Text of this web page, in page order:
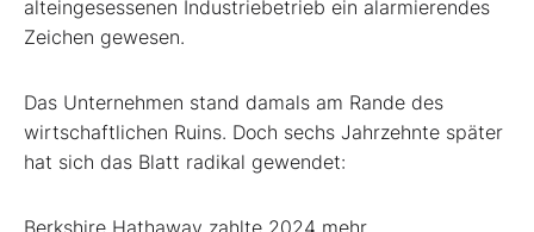
alteingesessenen Industriebetrieb ein alarmierendes
Zeichen gewesen.
Das Unternehmen stand damals am Rande des
wirtschaftlichen Ruins. Doch sechs Jahrzehnte später
hat sich das Blatt radikal gewendet:
Berkshire Hathaway zahlte 2024 mehr